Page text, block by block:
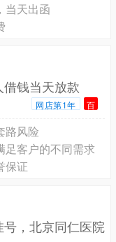
当天出函
钱当天放款
网店第1年 百
路风险
足客户的不同需求
保证
，北京同仁医院